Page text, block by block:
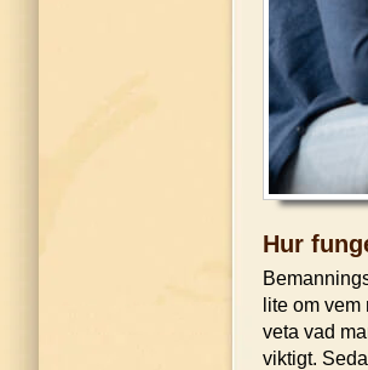
Hur
lite om
veta vad
viktigt.